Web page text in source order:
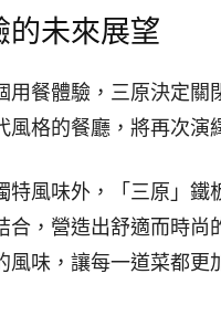
的未來展望
用餐體驗，三原決定
風格的餐廳，將再次演
特風味外，「三原」
合，營造出舒適而時
風味，讓每一道菜都更